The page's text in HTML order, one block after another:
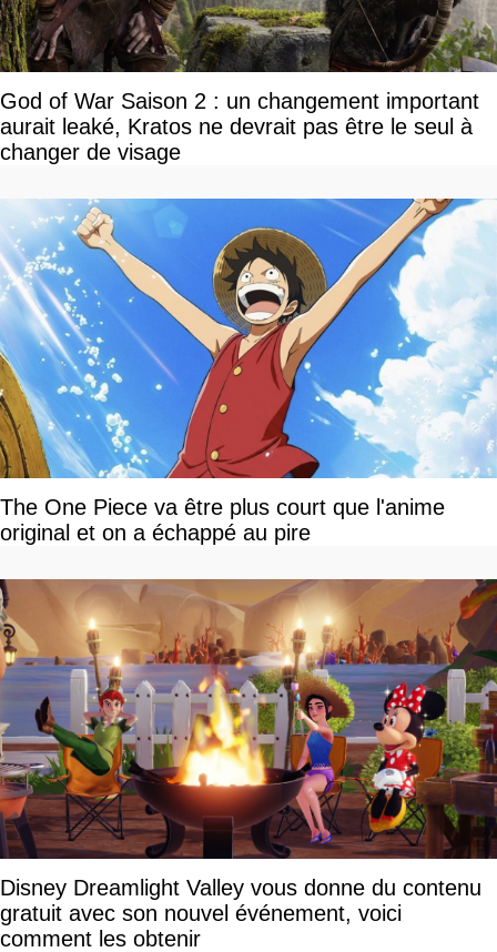
God of War Saison 2 : un changement important
aurait leaké, Kratos ne devrait pas être le seul à
changer de visage
The One Piece va être plus court que l'anime
original et on a échappé au pire
Disney Dreamlight Valley vous donne du contenu
gratuit avec son nouvel événement, voici
comment les obtenir